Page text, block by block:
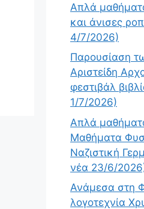
Απλά
και άνισες
4/7/2026)
Παρουσίαση
Αριστείδη
φεστιβάλ
1/7/2026)
Απλά
Μαθήματα
Ναζιστική
νέα 23/6/
Ανάμεσα στη
λογοτεχνία